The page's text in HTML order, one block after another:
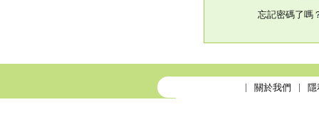
忘記密碼了嗎
關於我們